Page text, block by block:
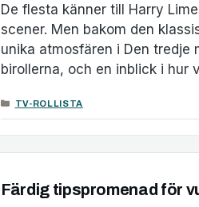
De flesta känner till Harry
scener. Men bakom den
unika atmosfären i Den tredje
birollerna, och en inblick i hur
KATEGORIER
TV-ROLLISTA
Färdig tipspromenad för